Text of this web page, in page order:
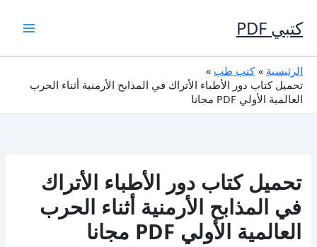
إلى
المحتوى
كتبي PDF
الرئيسية
كتب طب
تحميل كتاب دور الأطباء الأتراك في المذابح الأرمنية أثناء الحرب
العالمية الأولي PDF مجانا
تحميل كتاب دور الأطباء الأتراك
في المذابح الأرمنية أثناء الحرب
العالمية الأولي PDF مجانا